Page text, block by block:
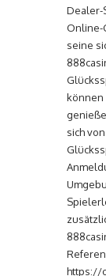
Dealer-
Online-
seine
können
sich
https://